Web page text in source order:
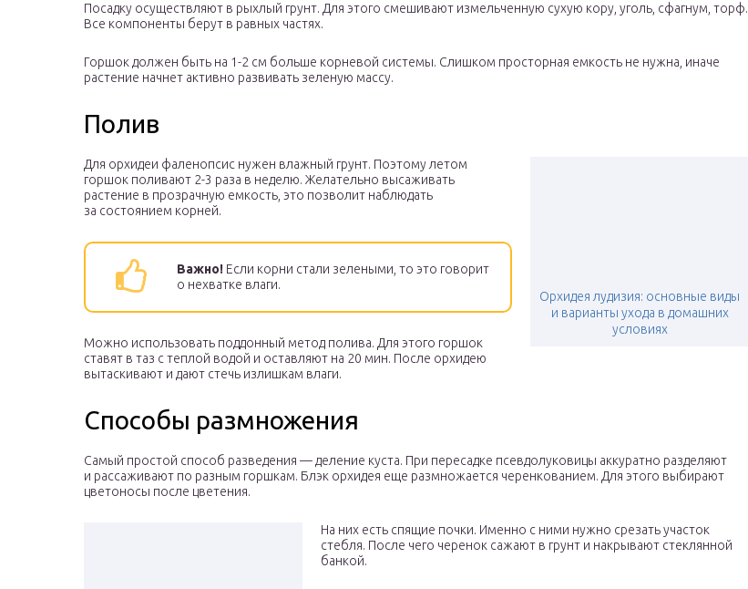
Посадку осуществляют в рыхлый грунт. Для этого смешивают измельченную сухую кору, уголь, сфагнум, торф.
Все компоненты берут в равных частях.
Горшок должен быть на 1-2 см больше корневой системы. Слишком просторная емкость не нужна, иначе
растение начнет активно развивать зеленую массу.
Полив
Орхидея лудизия: основные виды
и варианты ухода в домашних
условиях
Для орхидеи фаленопсис нужен влажный грунт. Поэтому летом
горшок поливают 2-3 раза в неделю. Желательно высаживать
растение в прозрачную емкость, это позволит наблюдать
за состоянием корней.
Важно! Если корни стали зелеными, то это говорит
о нехватке влаги.
Можно использовать поддонный метод полива. Для этого горшок
ставят в таз с теплой водой и оставляют на 20 мин. После орхидею
вытаскивают и дают стечь излишкам влаги.
Способы размножения
Самый простой способ разведения — деление куста. При пересадке псевдолуковицы аккуратно разделяют
и рассаживают по разным горшкам. Блэк орхидея еще размножается черенкованием. Для этого выбирают
цветоносы после цветения.
На них есть спящие почки. Именно с ними нужно срезать участок
стебля. После чего черенок сажают в грунт и накрывают стеклянной
банкой.